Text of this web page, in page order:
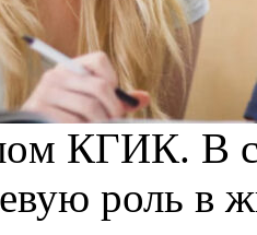
КГИК. В
роль в